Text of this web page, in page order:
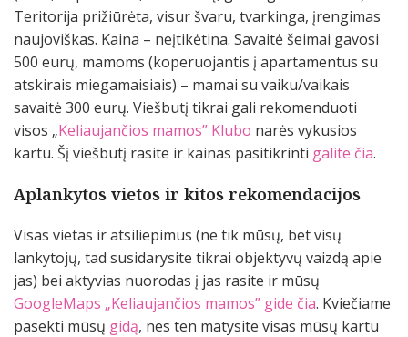
Teritorija prižiūrėta, visur švaru, tvarkinga, įrengimas
naujoviškas. Kaina – neįtikėtina. Savaitė šeimai gavosi
500 eurų, mamoms (koperuojantis į apartamentus su
atskirais miegamaisiais) – mamai su vaiku/vaikais
savaitė 300 eurų. Viešbutį tikrai gali rekomenduoti
visos „Keliaujančios mamos” Klubo narės vykusios
kartu. Šį viešbutį rasite ir kainas pasitikrinti galite čia.
Aplankytos vietos ir kitos rekomendacijos
Visas vietas ir atsiliepimus (ne tik mūsų, bet visų
lankytojų, tad susidarysite tikrai objektyvų vaizdą apie
jas) bei aktyvias nuorodas į jas rasite ir mūsų
GoogleMaps „Keliaujančios mamos” gide čia. Kviečiame
pasekti mūsų gidą, nes ten matysite visas mūsų kartu